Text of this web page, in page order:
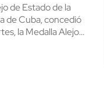
de Estado de la
de Cuba, concedió
la Medalla Alejo…